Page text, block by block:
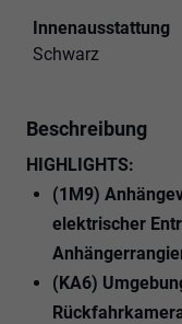
Innenausstattung
Schwarz
Beschreibung
HIGHLIGHTS:
(1M9)
elektrischer
(KA6)